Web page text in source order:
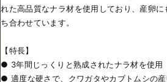
れた高品質なナラ材を使用しており、産卵
ち合わせています。
【特長】
● 3年間じっくりと熟成されたナラ材を使用
● 適度な硬さで、クワガタやカブトムシの